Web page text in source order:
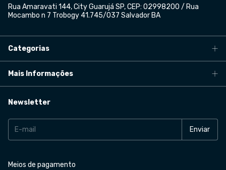
Rua Amaravati 144, City Guarujá SP, CEP: 02998200 / Rua
Mocambo n 7 Trobogy 41.745/037 Salvador BA
Categorias
Mais Informações
Newsletter
Meios de pagamento